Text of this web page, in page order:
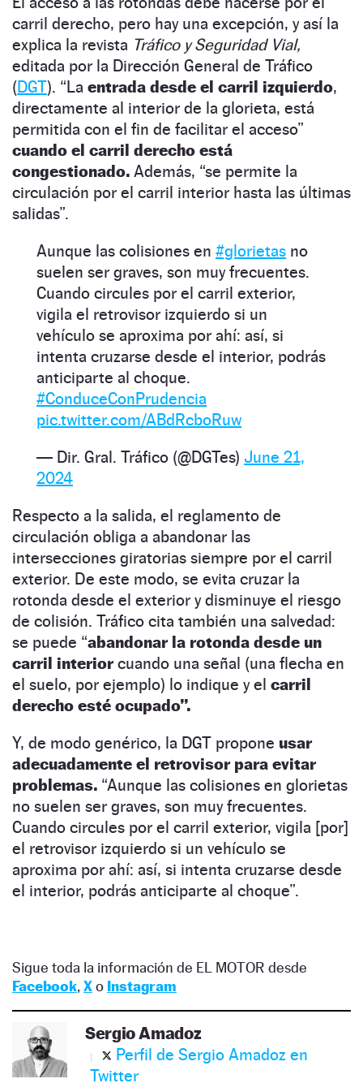
carril derecho, pero hay una excepción, y así la
explica la revista Tráfico y Seguridad Vial,
editada por la Dirección General de Tráfico
(DGT). “La entrada desde el carril izquierdo,
directamente al interior de la glorieta, está
permitida con el fin de facilitar el acceso”
cuando el carril derecho está
congestionado. Además, “se permite la
circulación por el carril interior hasta las últimas
salidas”.
Aunque las colisiones en #glorietas no
suelen ser graves, son muy frecuentes.
Cuando circules por el carril exterior,
vigila el retrovisor izquierdo si un
vehículo se aproxima por ahí: así, si
intenta cruzarse desde el interior, podrás
anticiparte al choque.
#ConduceConPrudencia
pic.twitter.com/ABdRcboRuw
— Dir. Gral. Tráfico (@DGTes) June 21,
2024
Respecto a la salida, el reglamento de
circulación obliga a abandonar las
intersecciones giratorias siempre por el carril
exterior. De este modo, se evita cruzar la
rotonda desde el exterior y disminuye el riesgo
de colisión. Tráfico cita también una salvedad:
se puede “abandonar la rotonda desde un
carril interiorcuando una señal (una flecha en
el suelo, por ejemplo) lo indique y el carril
derecho esté ocupado”.
Y, de modo genérico, la DGT propone usar
adecuadamente el retrovisor para evitar
problemas. “Aunque las colisiones en glorietas
no suelen ser graves, son muy frecuentes.
Cuando circules por el carril exterior, vigila [por]
el retrovisor izquierdo si un vehículo se
aproxima por ahí: así, si intenta cruzarse desde
el interior, podrás anticiparte al choque”.
Sigue toda la información de EL MOTOR desde
Facebook, Xo Instagram
Sergio Amadoz
Perfil de Sergio Amadoz en
Twitter